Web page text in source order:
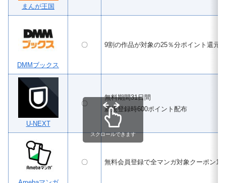
まんが王国
DMMブックス
〇 9割の作品が対象の25％分ポイント還元
U-NEXT
〇
無料期間31日間
新規登録時600ポイント配布
〇 無料会員登録で全マンガ対象クーポン
スクロールできます